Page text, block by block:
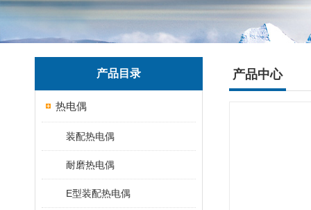
产品目录
热电偶
装配热电偶
耐磨热电偶
E型装配热电偶
产品中心